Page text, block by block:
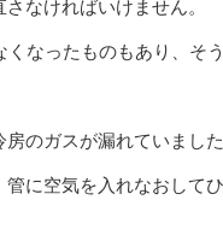
なければいけません。
くなったものもあり、そ
のガスが漏れていました
に空気を入れなおして